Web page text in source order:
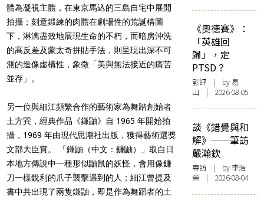
體為凝視主體，在東京馬込的三島自宅中展開
拍攝；刻意鍛練的肉體在劇場性的荒誕構圖
下，淋漓盡致地展現生命的不朽，而暗房沖洗
的高反差及蒙太奇拼貼手法，則呈現出深不可
測的造像虛構性，象徵「美與無法接近的痛苦
並存」。
另一位與細江頻繁合作的藝術家為舞踏創始者
土方巽，經典作品《鎌鼬》自 1965 年開始拍
攝，1969 年由現代思潮社出版，獲得藝術選獎
文部大臣賞。 「鎌鼬（中文：鐮鼬）」取自日
本地方傳說中一種形似鼬鼠的妖怪，會用像鐮
刀一樣銳利的爪子襲擊遇到的人；細江曾提及
書中共出現了兩隻鎌鼬，即是作為舞蹈者的土
《奧德賽》：
「英雄回
歸」，定
PTSD？
影評 | by 易
山 | 2026-08-05
談《錯覺與和
解》──筆訪
嚴瀚欽
專訪 | by 李浩
榮 | 2026-08-04